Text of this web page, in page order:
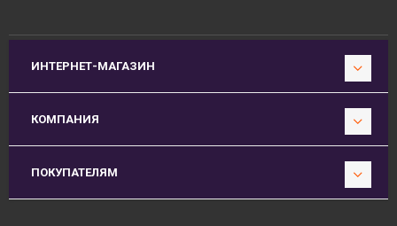
ИНТЕРНЕТ-МАГАЗИН
КОМПАНИЯ
ПОКУПАТЕЛЯМ